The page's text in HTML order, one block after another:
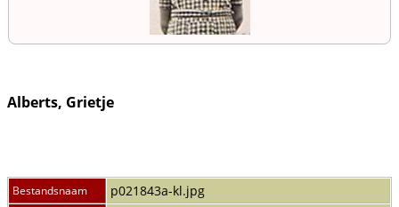
Alberts, Grietje
Bestandsnaam p021843a-kl.jpg